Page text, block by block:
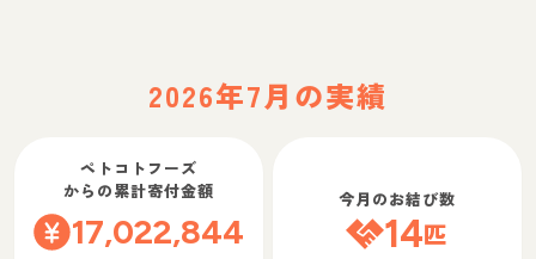
2026年7月の実績
ペトコトフーズ
からの累計寄付金額
17,022,844
今月のお結び数
14匹